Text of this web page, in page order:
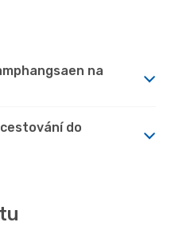
na
do